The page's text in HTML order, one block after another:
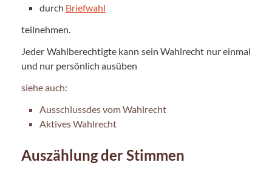
durch Briefwahl
teilnehmen.
Jeder Wahlberechtigte kann sein Wahlrecht nur einmal
und nur persönlich ausüben
siehe auch:
Ausschlussdes vom Wahlrecht
Aktives Wahlrecht
Auszählung der Stimmen